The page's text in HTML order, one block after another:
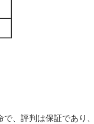
、評判は保証であり